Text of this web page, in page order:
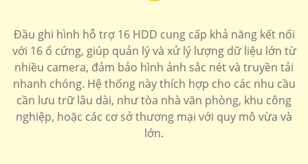
Đầu ghi hình hỗ trợ 16 HDD cung cấp khả năng kết nối
với 16 ổ cứng, giúp quản lý và xử lý lượng dữ liệu lớn từ
nhiều camera, đảm bảo hình ảnh sắc nét và truyền tải
nhanh chóng. Hệ thống này thích hợp cho các nhu cầu
cần lưu trữ lâu dài, như tòa nhà văn phòng, khu công
nghiệp, hoặc các cơ sở thương mại với quy mô vừa và
lớn.